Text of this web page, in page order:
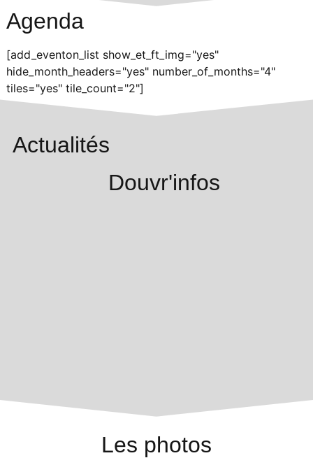
Agenda
[add_eventon_list show_et_ft_img="yes"
hide_month_headers="yes" number_of_months="4"
tiles="yes" tile_count="2"]
Actualités
Douvr'infos
Les photos